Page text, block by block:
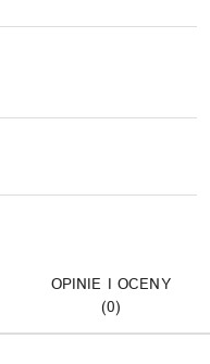
OPINIE I OCENY
(0)